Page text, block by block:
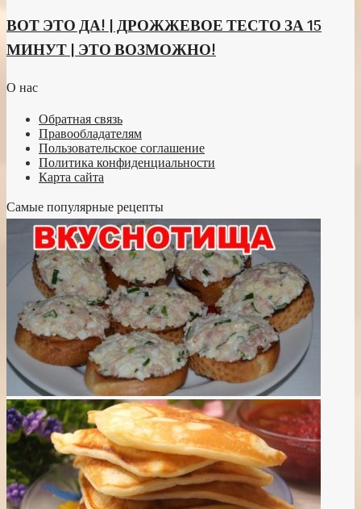
ВОТ ЭТО ДА! | ДРОЖЖЕВОЕ ТЕСТО ЗА 15
МИНУТ | ЭТО ВОЗМОЖНО!
О нас
Обратная связь
Правообладателям
Пользовательское соглашение
Политика конфиденциальности
Карта сайта
Самые популярные рецепты